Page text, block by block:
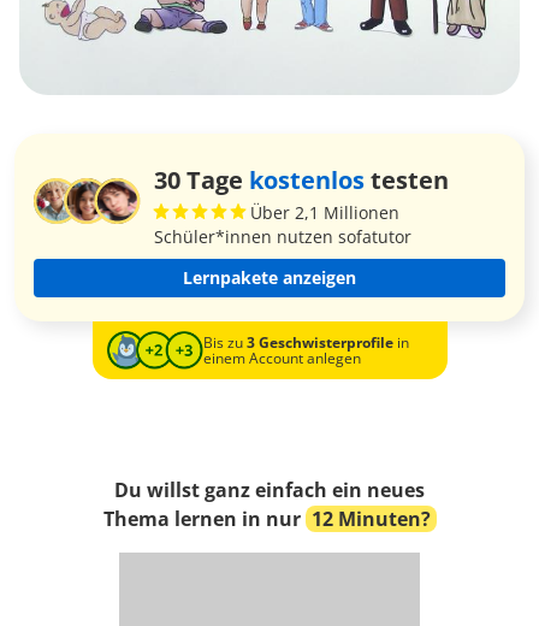
30 Tage kostenlostesten
Über 2,1 Millionen
Schüler*innen nutzen sofatutor
Lernpakete anzeigen
Bis zu3 Geschwisterprofilein
einem Account anlegen
Du willst ganz einfach ein neues
Thema lernen in nur 12 Minuten?